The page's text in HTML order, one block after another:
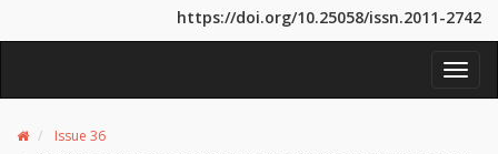
https://doi.org/10.25058/issn.2011-2742
Issue 36